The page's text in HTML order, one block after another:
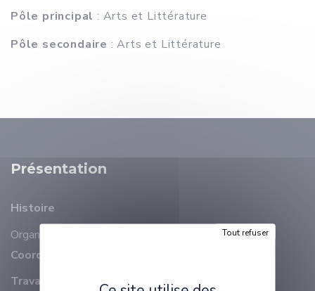
Pôle principal : Arts et Littérature
Pôle secondaire : Arts et Littérature
Présentation
Histoire
Organisation
Coordonnées
Travailler à ELLIADD
Tout refuser